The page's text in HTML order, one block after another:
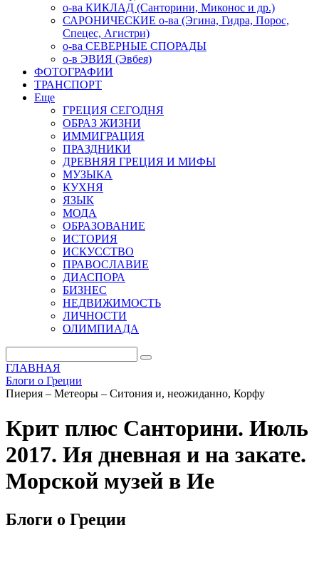
о-ва КИКЛАД (Санторини, Миконос и др.)
САРОНИЧЕСКИЕ о-ва (Эгина, Гидра, Порос,
Спецес, Агистри)
о-ва СЕВЕРНЫЕ СПОРАДЫ
о-в ЭВИЯ (Эвбея)
ФОТОГРАФИИ
ТРАНСПОРТ
Еще
ГРЕЦИЯ СЕГОДНЯ
ОБРАЗ ЖИЗНИ
ИММИГРАЦИЯ
ПРАЗДНИКИ
ДРЕВНЯЯ ГРЕЦИЯ И МИФЫ
МУЗЫКА
КУХНЯ
ЯЗЫК
МОДА
ОБРАЗОВАНИЕ
ИСТОРИЯ
ИСКУССТВО
ПРАВОСЛАВИЕ
ДИАСПОРА
БИЗНЕС
НЕДВИЖИМОСТЬ
ЛИЧНОСТИ
ОЛИМПИАДА
ГЛАВНАЯ
Блоги о Греции
Пиерия – Метеоры – Ситония и, неожиданно, Корфу
Крит плюс Санторини. Июль
2017. Ия дневная и на закате.
Морской музей в Ие
Блоги о Греции